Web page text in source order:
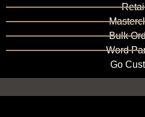
Bulk
Word
Go